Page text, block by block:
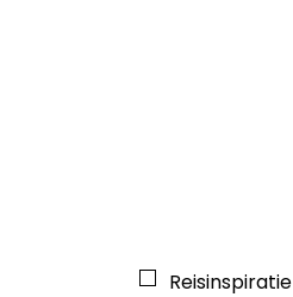
Reisinspiratie